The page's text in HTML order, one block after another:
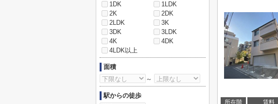
所在階 賃料
1DK
1LDK
2K
2DK
2LDK
3K
3DK
3LDK
4K
4DK
4LDK以上
面積
～
駅からの徒歩